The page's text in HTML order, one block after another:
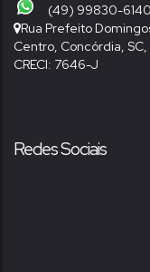
(49) 99830-6140
Rua Prefeito
Centro Concórdia SC
CRECI: 7646-J
Redes Sociais